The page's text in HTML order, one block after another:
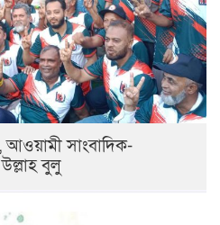
আওয়ামী সাংবাদিক-
বুলু